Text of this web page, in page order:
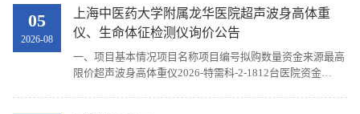
多通道输注工作站技术参数： 1、模块化设计，热插拔，即
插即用，最小组合单元支持2或3通道，最多可组合成15通
输注工作站显示及操作界面≥3.5寸彩色大屏。...
05
2026-08
上海中医药大学附属龙华医院超声波身高体重
仪、生命体征检测仪询价公告
一、项目基本情况项目名称项目编号拟购数量资金来源最高
限价超声波身高体重仪2026-特需科-2-1812台医院资金